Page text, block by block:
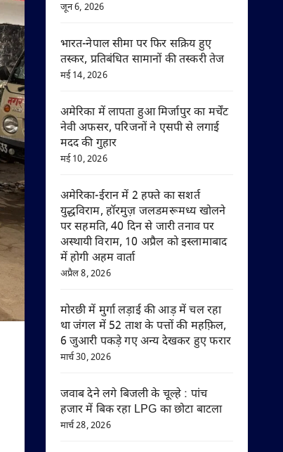
जून 6, 2026
भारत-नेपाल सीमा पर फिर सक्रिय हुए
तस्कर, प्रतिबंधित सामानों की तस्करी तेज
मई 14, 2026
अमेरिका में लापता हुआ मिर्जापुर का मर्चेंट
नेवी अफसर, परिजनों ने एसपी से लगाई
मदद की गुहार
मई 10, 2026
अमेरिका-ईरान में 2 हफ्ते का सशर्त
युद्धविराम, हॉरमुज़ जलडमरूमध्य खोलने
पर सहमति, 40 दिन से जारी तनाव पर
अस्थायी विराम, 10 अप्रैल को इस्लामाबाद
में होगी अहम वार्ता
अप्रैल 8, 2026
मोरछी में मुर्गा लड़ाई की आड़ में चल रहा
था जंगल में 52 ताश के पत्तों की महफ़िल,
6 जुआरी पकड़े गए अन्य देखकर हुए फरार
मार्च 30, 2026
जवाब देने लगे बिजली के चूल्हे : पांच
हजार में बिक रहा LPG का छोटा बाटला
मार्च 28, 2026